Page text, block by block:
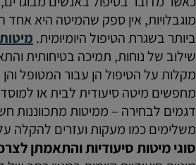
מוגבלויות, אין ספק שהמיטה היא אחד
ביותר בשגרת הטיפול היומיומית.
שילוב של נוחות, תמיכה בטיחותית
מקלות על הטיפול הן עבור המטופל
מחפשים מיטה סיעודית לבית או למוסד
דגמים לבחירה – ממיטות מתכווננות
משלימים כמו מעקות ועזרים להקלה
סוגי מיטות סיעודיות והתאמתן